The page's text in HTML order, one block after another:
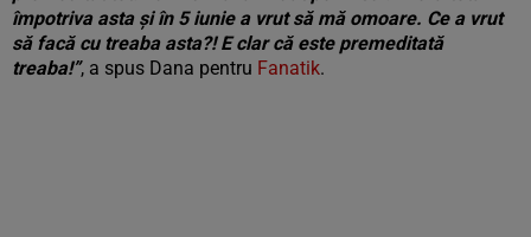
împotriva asta și în 5 iunie a vrut să mă omoare. Ce a vrut
să facă cu treaba asta?! E clar că este premeditată
treaba!”, a spus Dana pentru Fanatik.